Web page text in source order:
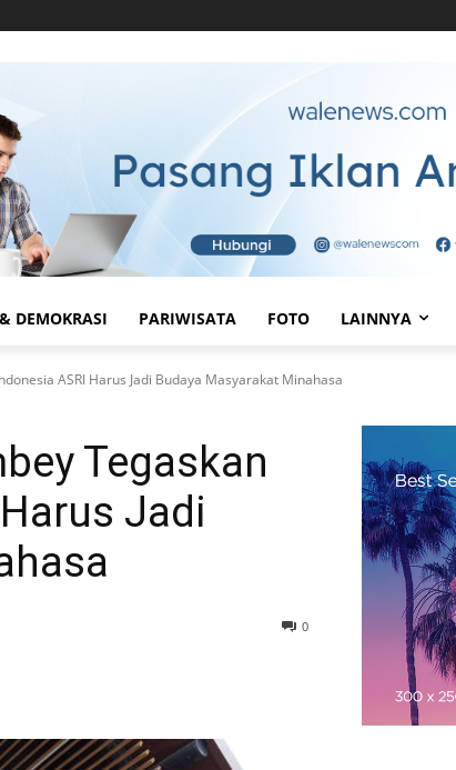
DEMOKRASI PARIWISATA FOTO LAINNYA
ASRI Harus Jadi Budaya Masyarakat Minahasa
Tegaskan
Jadi
0